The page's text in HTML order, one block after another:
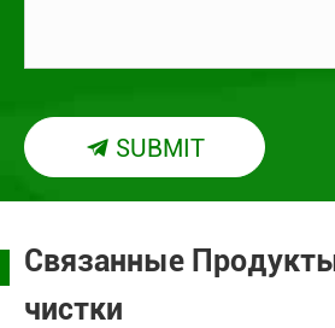
 SUBMIT
Связанные
чистки